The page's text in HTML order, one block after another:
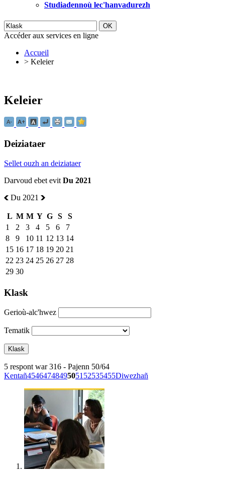
Studiadennoù lec'hanvadurezh
Accéder aux services en ligne
Accueil
> Keleier
Keleier
Deiziataer
Sellet ouzh an deiziataer
Darvoud ebet evit Du 2021
Du 2021
L M M Y G S
S
1
2 3 4 5 6
7
8
9 10 11 12 13 14
15 16 17 18 19 20 21
22 23 24 25 26 27 28
29 30
Klask
Gerioù-alc'hwez
Tematik
5 respont war 316 - Pajenn 50/64
Kentañ45464748495051 52535455Diwezhañ